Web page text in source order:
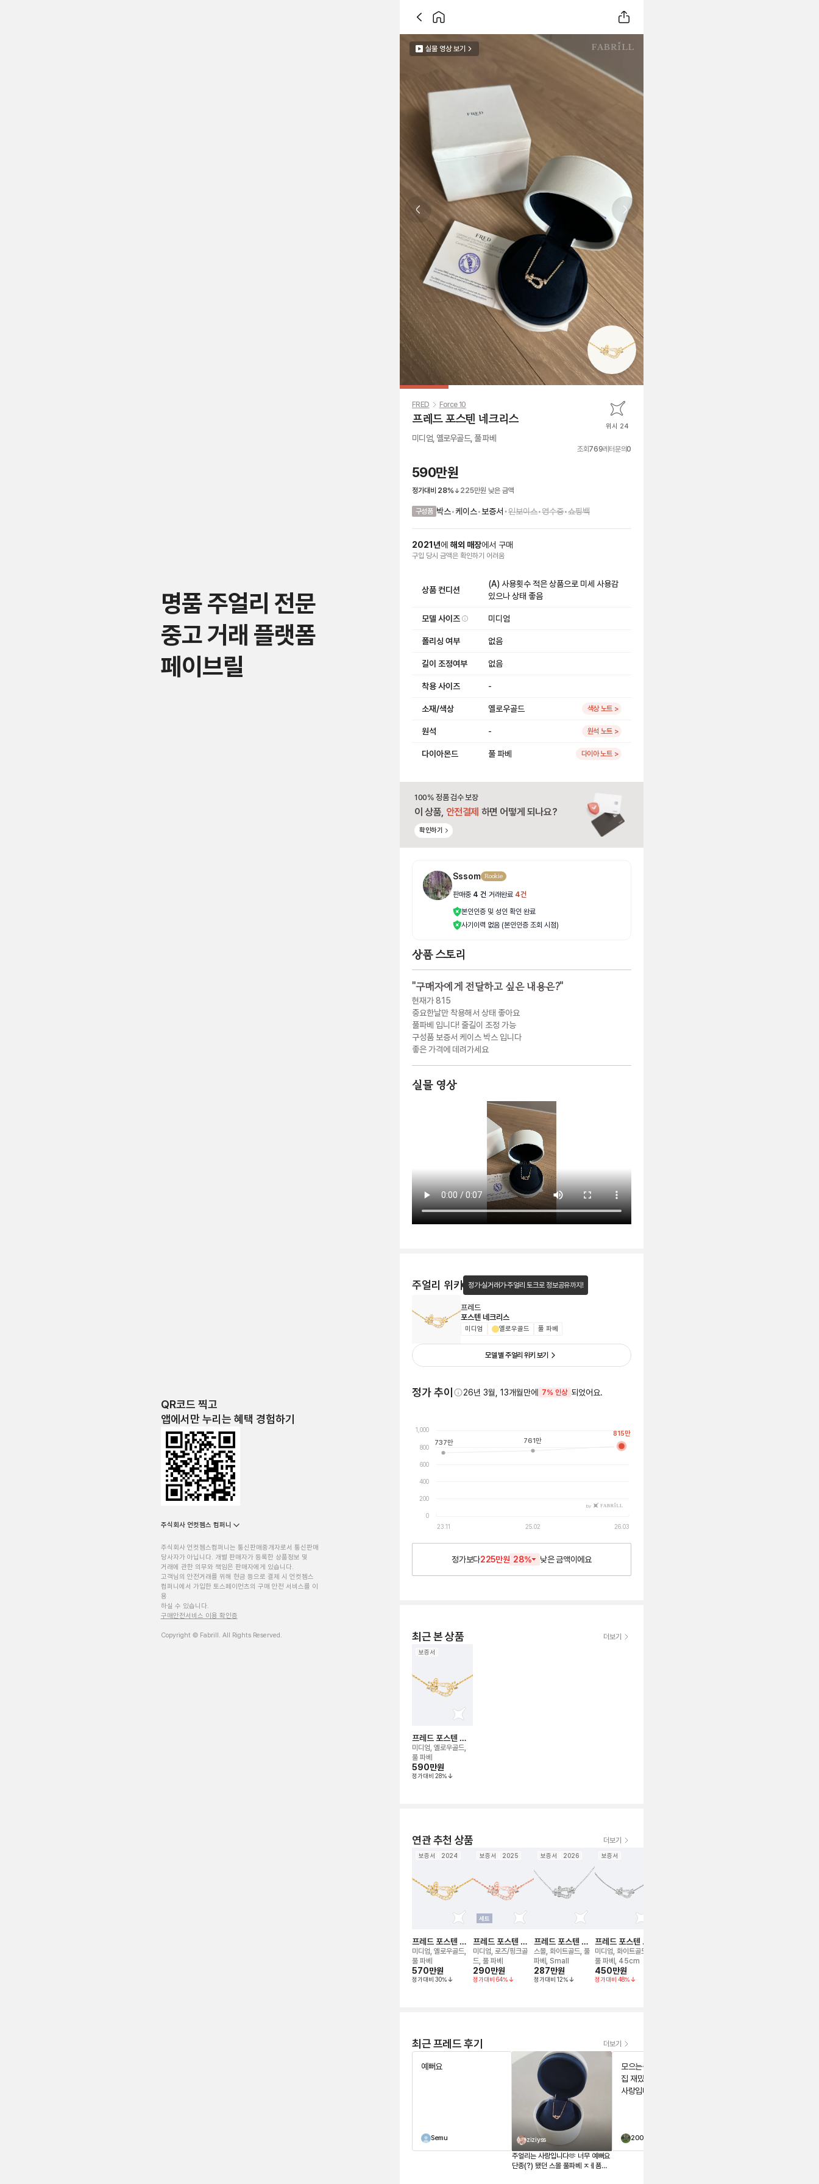
명품 주얼리 전문
중고 거래 플랫폼
페이브릴
QR코드 찍고
앱에서만 누리는 혜택 경험하기
주식회사 언컷젬스 컴퍼니
주식회사 언컷젬스컴퍼니는 통신판매중개자로서 통신판매
당사자가 아닙니다. 개별 판매자가 등록한 상품정보 및
거래에 관한 의무와 책임은 판매자에게 있습니다.
고객님의 안전거래를 위해 현금 등으로 결제 시 언컷젬스
컴퍼니에서 가입한 토스페이먼츠의 구매 안전 서비스를 이
용
하실 수 있습니다.
구매안전서비스 이용 확인증
Copyright © Fabrill. All Rights Reserved.
실물 영상 보기
Previous slide Next slide
FRED Force 10
프레드 포스텐 네크리스 위시 24
미디엄, 옐로우골드, 풀 파베
조회769레터문의0
590만원
정가대비 28% 225만원 낮은 금액
구성품 박스•케이스• 보증서 •인보이스•영수증•쇼핑백
2021 년에 해외 매장에서 구매
구입 당시 금액은 확인하기 어려움
상품 컨디션
(A) 사용횟수 적은 상품으로 미세 사용감
있으나 상태 좋음
모델 사이즈 미디엄
폴리싱 여부 없음
길이 조정여부 없음
착용 사이즈 -
소재/색상 옐로우골드 색상 노트 >
원석 - 원석 노트 >
다이아몬드 풀 파베 다이아 노트 >
100% 정품 검수 보장
이 상품, 안전결제 하면 어떻게 되나요?
확인하기
Sssom Rookie
판매중 4 건 거래완료 4건
본인인증 및 성인 확인 완료
사기이력 없음 (본인인증 조회 시점)
상품 스토리
"구매자에게 전달하고 싶은 내용은?"
현재가 815
중요한날만 착용해서 상태 좋아요
풀파베 입니다! 줄길이 조정 가능
구성품 보증서 케이스 박스 입니다
좋은 가격에 데려가세요
실물 영상
주얼리 위키 정가·실거래가·주얼리 토크로 정보공유까지!
프레드
포스텐 네크리스
미디엄 옐로우골드 풀 파베
모델 별 주얼리 위키 보기
정가 추이 26년 3월, 13개월만에 7% 인상 되었어요.
0
200
400
600
800
1,000
23.11 25.02 26.03
by
737만 761만
815만
정가보다225만원 28% 낮은금액이에요
최근 본 상품 더보기
보증서
프레드 포스텐 네
크리스
미디엄, 옐로우골드,
풀 파베
590만원
정가대비 28%
연관 추천 상품 더보기
보증서 2024
프레드 포스텐 네
크리스
미디엄, 옐로우골드,
풀 파베
570만원
정가대비 30%
보증서 2025
세트
프레드 포스텐 네
크리스
미디엄, 로즈/핑크골
드, 풀 파베
290만원
정가대비 64%
보증서 2026
프레드 포스텐 네
크리스
스몰, 화이트골드, 풀
파베, Small
287만원
정가대비 12%
보증서
프레드 포스텐 네
크리스
미디엄, 화이트골드,
풀 파베, 45cm
450만원
정가대비 48%
최근 프레드 후기 더보기
예뻐요
Semu ziziyss
주얼리는 사랑입니다🫶 너무 예뻐요
단종(?) 됐던 스몰 풀파베 ㅈㅔ품보
모으는중이예요 깔별 수
집 재밌어요~` 주얼리는
사랑입니다🫶
200프로